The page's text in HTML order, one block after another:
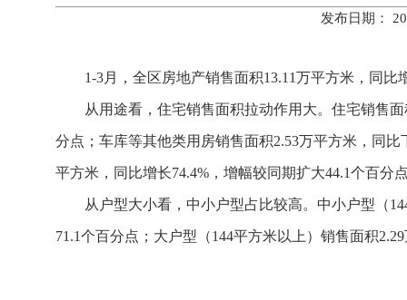
发布日期：
1-3月，全区房地产销售面积13.11万平方米，同
从用途看，住宅销售面积拉动作用大。住宅销售
分点；车库等其他类用房销售面积2.53万平方米，同
平方米，同比增长74.4%，增幅较同期扩大44.1个百分
从户型大小看，中小户型占比较高。中小户型（
71.1个百分点；大户型（144平方米以上）销售面积